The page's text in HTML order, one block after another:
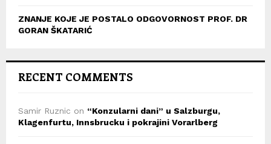
ZNANJE KOJE JE POSTALO ODGOVORNOST PROF. DR
GORAN ŠKATARIĆ
RECENT COMMENTS
Samir Ruznic on “Konzularni dani” u Salzburgu,
Klagenfurtu, Innsbrucku i pokrajini Vorarlberg